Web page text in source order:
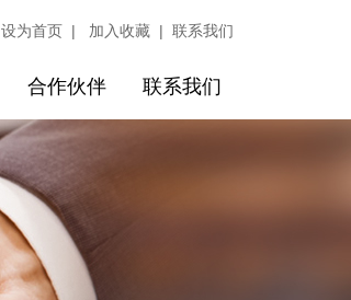
设为首页 | 加入收藏 | 联系我们
合作伙伴 联系我们